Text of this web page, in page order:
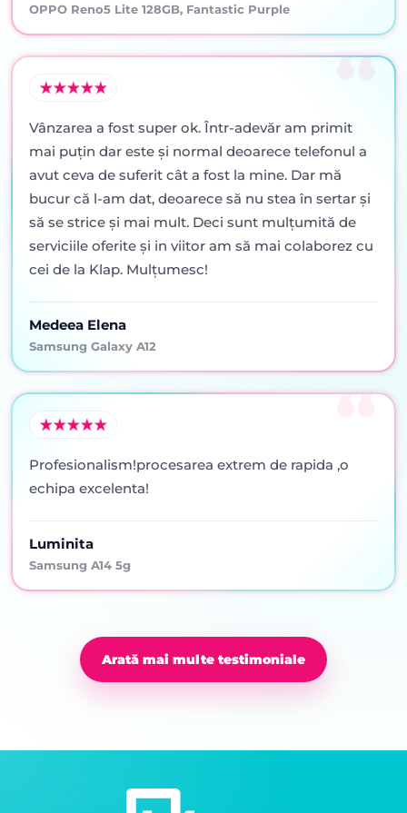
OPPO Reno5 Lite 128GB, Fantastic Purple
Vânzarea a fost super ok. Într-adevăr am primit
mai puţin dar este şi normal deoarece telefonul a
avut ceva de suferit cât a fost la mine. Dar mă
bucur că l-am dat, deoarece să nu stea în sertar şi
să se strice şi mai mult. Deci sunt mulţumită de
serviciile oferite şi in viitor am să mai colaborez cu
cei de la Klap. Mulţumesc!
Medeea Elena
Samsung Galaxy A12
Profesionalism!procesarea extrem de rapida ,o
echipa excelenta!
Luminita
Samsung A14 5g
Arată mai multe testimoniale